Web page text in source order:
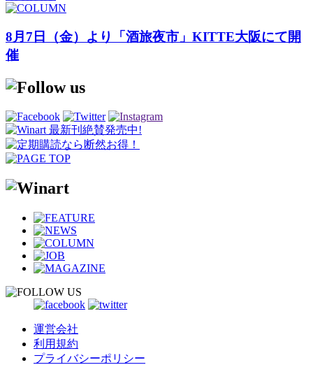
8月7日（金）より「酒旅夜市」KITTE大阪にて開
催
運営会社
利用規約
プライバシーポリシー